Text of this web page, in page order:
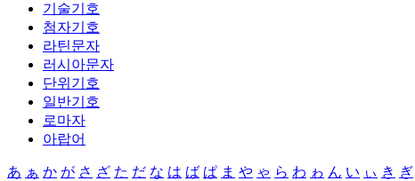
기술기호
첨자기호
라틴문자
러시아문자
단위기호
일반기호
로마자
아랍어
あ ぁ か が さ ざ た だ な は ば ぱ ま や ゃ ら わ ゎ ん い ぃ き ぎ